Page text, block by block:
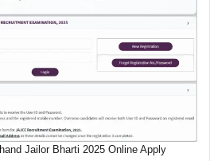
Jailor Bharti 2025 Online Apply